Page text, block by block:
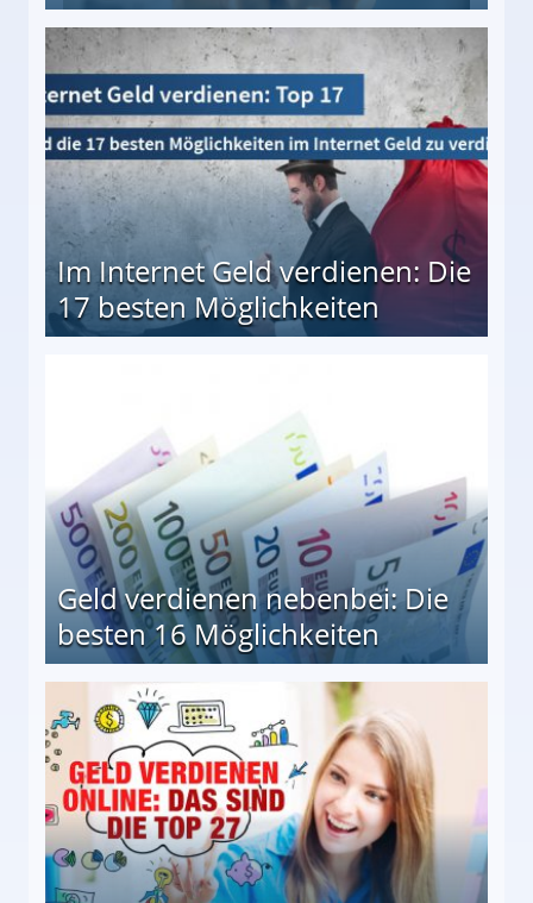
besten Möglichkeiten
Im Internet Geld verdienen: Die
17 besten Möglichkeiten
Geld verdienen nebenbei: Die
besten 16 Möglichkeiten